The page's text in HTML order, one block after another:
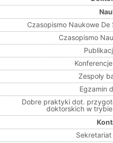
Czasopismo Naukowe
Czasopismo
Zespoły
Egzamin
Dobre praktyki dot.
doktorskich w